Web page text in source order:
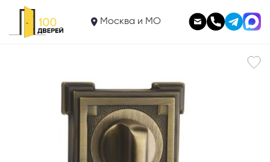
Москва и МО
Фиксатор квадрат ВК15М 880
В корзину